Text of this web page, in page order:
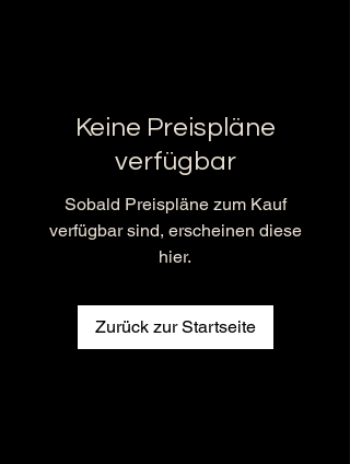
Keine Preispläne
verfügbar
Sobald Preispläne zum Kauf
verfügbar sind, erscheinen diese
hier.
Zurück zur Startseite